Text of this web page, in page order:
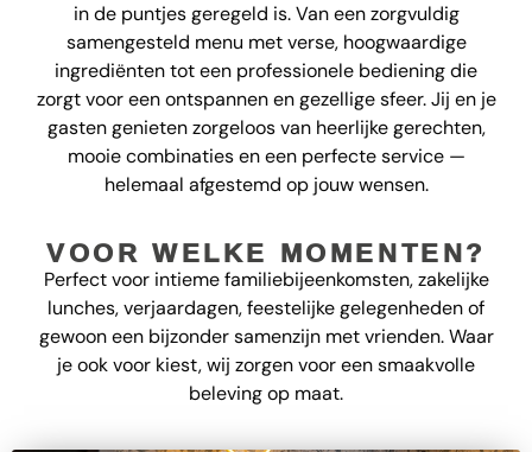
in de puntjes geregeld is. Van een zorgvuldig
samengesteld menu met verse, hoogwaardige
ingrediënten tot een professionele bediening die
zorgt voor een ontspannen en gezellige sfeer. Jij en je
gasten genieten zorgeloos van heerlijke gerechten,
mooie combinaties en een perfecte service —
helemaal afgestemd op jouw wensen.
VOOR WELKE MOMENTEN?
Perfect voor intieme familiebijeenkomsten, zakelijke
lunches, verjaardagen, feestelijke gelegenheden of
gewoon een bijzonder samenzijn met vrienden. Waar
je ook voor kiest, wij zorgen voor een smaakvolle
beleving op maat.